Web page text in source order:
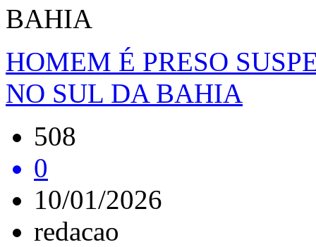
BAHIA
HOMEM É PRESO
NO SUL DA BAHIA
508
0
10/01/2026
redacao